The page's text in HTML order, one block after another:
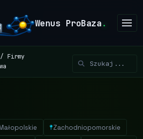
Wenus ProBaza.
Firmy
Zachodniopomorskie